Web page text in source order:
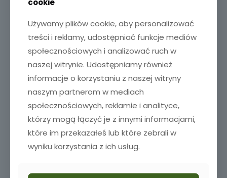
Używamy plików cookie, aby personalizować
treści i reklamy, udostępniać funkcje mediów
społecznościowych i analizować ruch w
naszej witrynie. Udostępniamy również
informacje o korzystaniu z naszej witryny
naszym partnerom w mediach
społecznościowych, reklamie i analityce,
którzy mogą łączyć je z innymi informacjami,
które im przekazałeś lub które zebrali w
wyniku korzystania z ich usług.